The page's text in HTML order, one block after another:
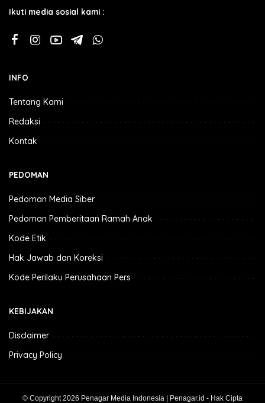
Ikuti media sosial kami :
INFO
Tentang Kami
Redaksi
Kontak
PEDOMAN
Pedoman Media Siber
Pedoman Pemberitaan Ramah Anak
Kode Etik
Hak Jawab dan Koreksi
Kode Perilaku Perusahaan Pers
KEBIJAKAN
Disclaimer
Privacy Policy
© Copyright 2026 Penagar Media Indonesia | Penagar.id - Hak Cipta